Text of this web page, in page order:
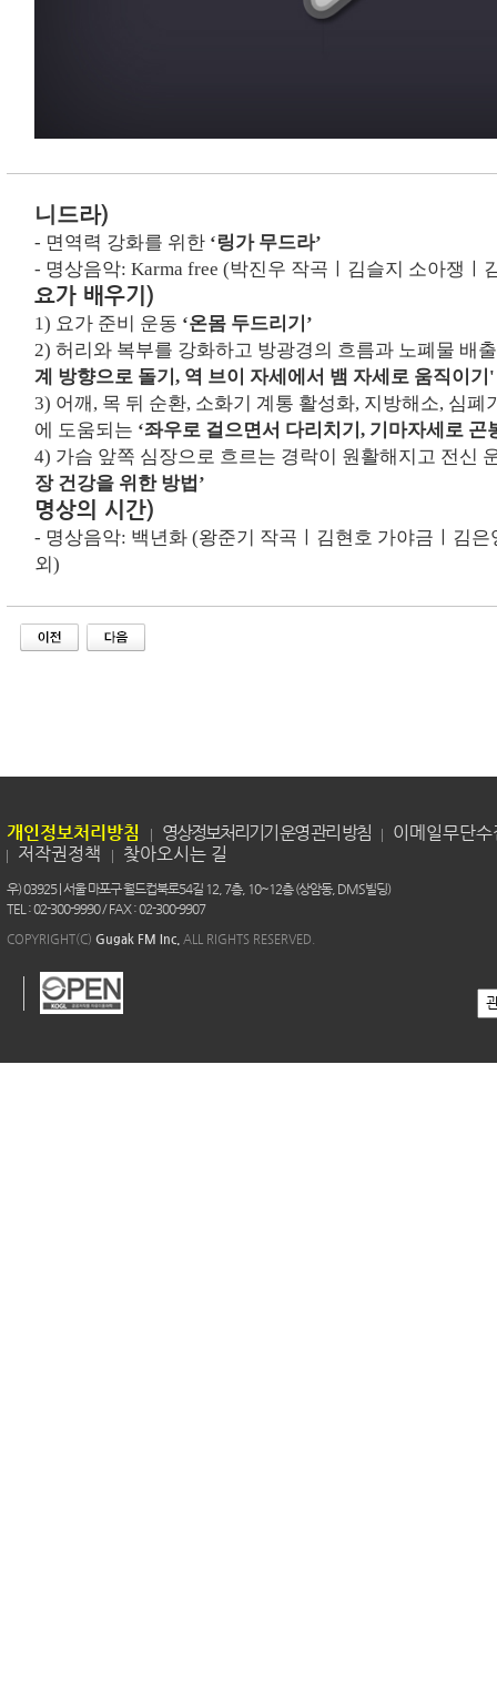
니드라)
- 면역력 강화를 위한 ‘링가 무드라’
- 명상음악:Karma free (박진우 작곡ㅣ김슬지 소아쟁ㅣ
요가 배우기 )
1) 요가 준비 운동 ‘온몸 두드리기’
2)허리와 복부를 강화하고 방광경의 흐름과 노폐물 배
계 방향으로 돌기, 역 브이 자세에서 뱀 자세로 움직이기'
3) 어깨, 목 뒤 순환, 소화기 계통 활성화, 지방해소, 심폐
에 도움되는 ‘좌우로 걸으면서 다리치기, 기마자세로 곤
4) 가슴 앞쪽 심장으로 흐르는 경락이 원활해지고 전신
장 건강을 위한 방법 ’
명상의 시간)
- 명상음악: 백년화 (왕준기 작곡ㅣ김현호 가야금ㅣ김
외)
개인정보처리방침 영상정보처리기기 운영 관리 방침
이메일무단
저작권정책
찾아오시는 길
우) 03925 | 서울 마포구 월드컵북로54길 12, 7층, 10~12층 (상암동, DMS빌딩)
TEL : 02-300-9990 / FAX : 02-300-9907
COPYRIGHT(C) Gugak FM Inc. ALL RIGHTS RESERVED.